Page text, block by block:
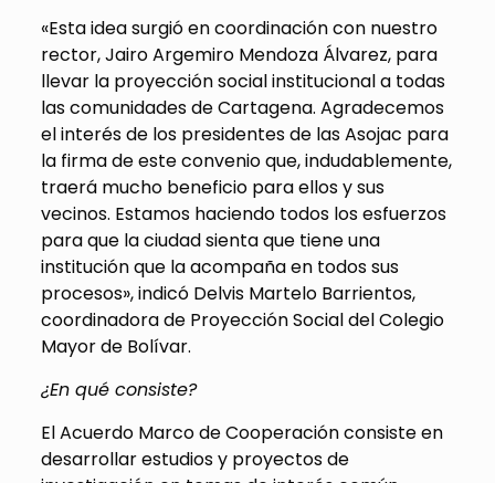
«Esta idea surgió en coordinación con nuestro
rector, Jairo Argemiro Mendoza Álvarez, para
llevar la proyección social institucional a todas
las comunidades de Cartagena. Agradecemos
el interés de los presidentes de las Asojac para
la firma de este convenio que, indudablemente,
traerá mucho beneficio para ellos y sus
vecinos. Estamos haciendo todos los esfuerzos
para que la ciudad sienta que tiene una
institución que la acompaña en todos sus
procesos», indicó Delvis Martelo Barrientos,
coordinadora de Proyección Social del Colegio
Mayor de Bolívar.
¿En qué consiste?
El Acuerdo Marco de Cooperación consiste en
desarrollar estudios y proyectos de